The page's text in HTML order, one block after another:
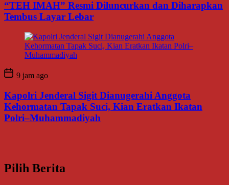
“TEH IMAH” Resmi Diluncurkan dan Diharapkan
Tembus Layar Lebar
9 jam ago
Kapolri Jenderal Sigit Dianugerahi Anggota
Kehormatan Tapak Suci, Kian Eratkan Ikatan
Polri–Muhammadiyah
Pilih Berita